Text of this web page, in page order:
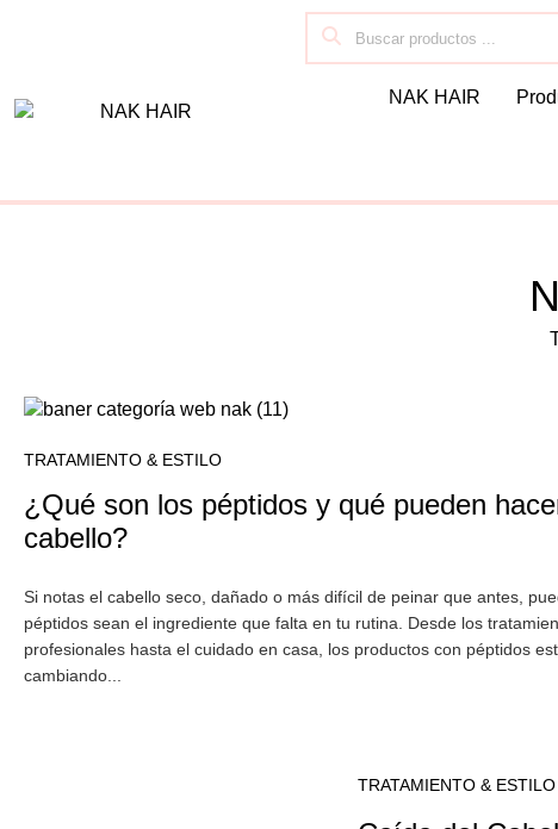
NAK HAIR
TRATAMIENTO & ESTILO
¿Qué son los péptidos y qué pueden
cabello?
Si notas el cabello seco, dañado o más difícil de peinar que antes,
péptidos sean el ingrediente que falta en tu rutina. Desde los
profesionales hasta el cuidado en casa, los productos con péptidos
cambiando...
TRATAMIENTO & ESTILO